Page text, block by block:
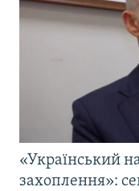
«Український
захоплення»: